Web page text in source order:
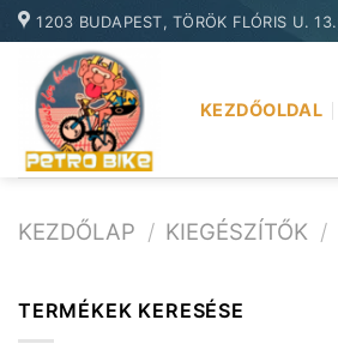
Skip
to
content
1203 BUDAPEST, TÖRÖK FLÓRIS U. 13.
KEZDŐOLDAL
KEZDŐLAP / KIEGÉSZÍTŐK /
TERMÉKEK KERESÉSE